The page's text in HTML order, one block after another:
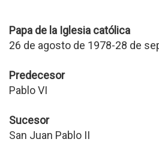
Papa de la Iglesia católica
26 de agosto de 1978-28 de
Predecesor
Pablo VI
Sucesor
San Juan Pablo II